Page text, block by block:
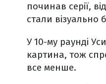
починав серії,
стали
У 10-му раунді
картина, тож
все менше.